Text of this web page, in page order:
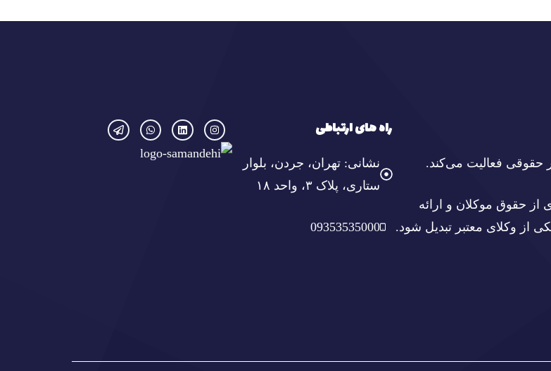
از حقوق موکلان و ارائه
از وکلای معتبر تبدیل شود.
راه های ارتباطی
نشانی: تهران، جردن، بلوار
ستاری، پلاک ۳، واحد ۱۸
09353535000